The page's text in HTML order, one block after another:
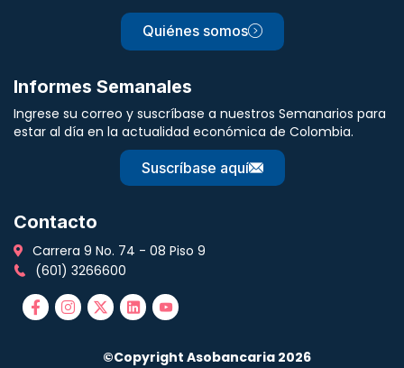
Quiénes somos
Informes Semanales
Ingrese su correo y suscríbase a nuestros Semanarios para
estar al día en la actualidad económica de Colombia.
Suscríbase aquí
Contacto
Carrera 9 No. 74 - 08 Piso 9
(601) 3266600
©Copyright Asobancaria 2026